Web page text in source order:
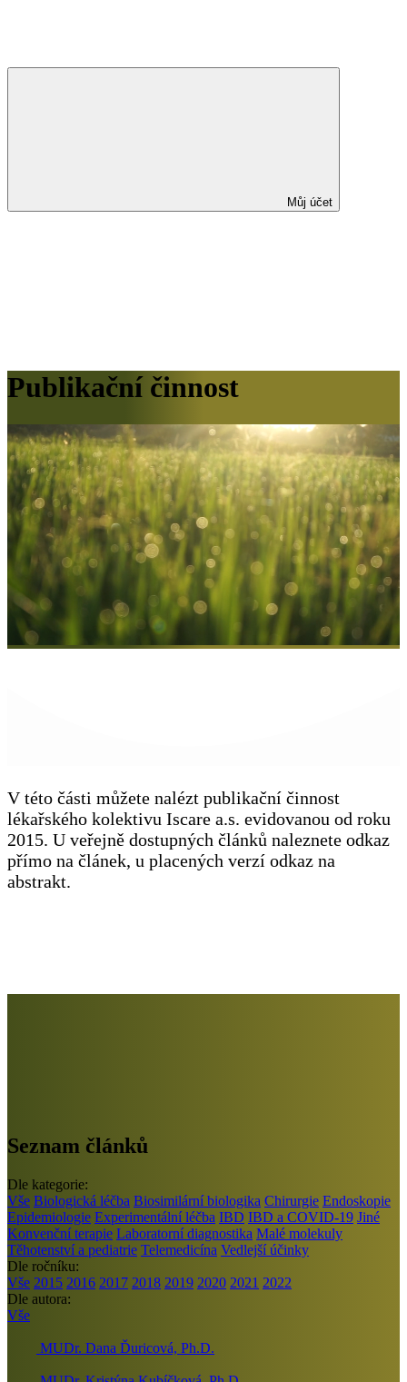
Můj účet
Publikační činnost
V této části můžete nalézt publikační činnost
lékařského kolektivu Iscare a.s. evidovanou od roku
2015. U veřejně dostupných článků naleznete odkaz
přímo na článek, u placených verzí odkaz na
abstrakt.
Seznam článků
Dle kategorie:
Vše Biologická léčba Biosimilární biologika Chirurgie Endoskopie
Epidemiologie Experimentální léčba IBD IBD a COVID-19 Jiné
Konvenční terapie Laboratorní diagnostika Malé molekuly
Těhotenství a pediatrie Telemedicína Vedlejší účinky
Dle ročníku:
Vše 2015 2016 2017 2018 2019 2020 2021 2022
Dle autora:
Vše
MUDr. Dana Ďuricová, Ph.D.